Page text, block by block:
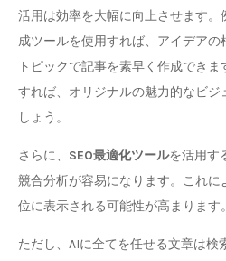
活用は効率を大幅に向上させます
成ツールを使用すれば、アイデア
トピックで記事を素早く作成できま
すれば、オリジナルの魅力的なビ
しょう。
さらに、 SEO最適化ツールを活用す
競合分析が容易になります。これ
位に表示される可能性が高まります。
ただし、AIに全てを任せる文章は検